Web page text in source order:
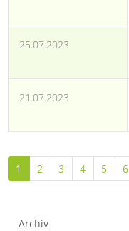
25.07.2023
21.07.2023
Seitennummerierung
1 2 3 4 5 6
Presse
Archiv